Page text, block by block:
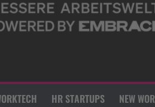
HR STARTUPS NEW